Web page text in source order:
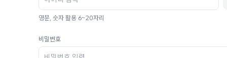
영문, 숫자 활용 6~20자리
비밀번호